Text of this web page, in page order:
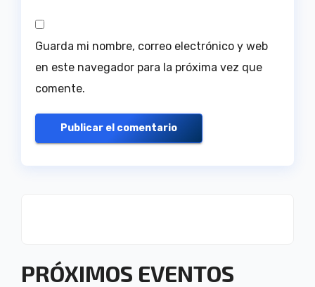
Guarda mi nombre, correo electrónico y web
en este navegador para la próxima vez que
comente.
PRÓXIMOS EVENTOS